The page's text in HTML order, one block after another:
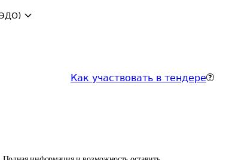
Как участвовать в тендере